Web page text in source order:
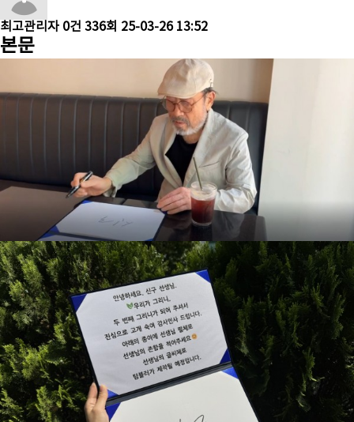
최고관리자 0건 336회 25-03-26 13:52
본문